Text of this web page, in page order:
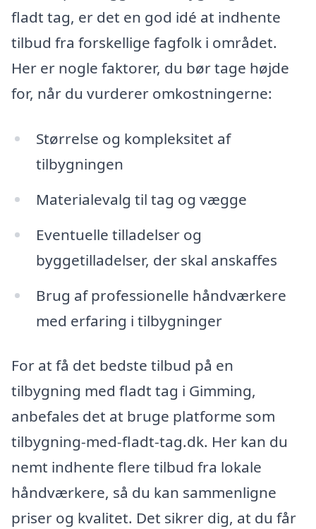
fladt tag, er det en god idé at indhente
tilbud fra forskellige fagfolk i området.
Her er nogle faktorer, du bør tage højde
for, når du vurderer omkostningerne:
Størrelse og kompleksitet af
tilbygningen
Materialevalg til tag og vægge
Eventuelle tilladelser og
byggetilladelser, der skal anskaffes
Brug af professionelle håndværkere
med erfaring i tilbygninger
For at få det bedste tilbud på en
tilbygning med fladt tag i Gimming,
anbefales det at bruge platforme som
tilbygning-med-fladt-tag.dk. Her kan du
nemt indhente flere tilbud fra lokale
håndværkere, så du kan sammenligne
priser og kvalitet. Det sikrer dig, at du får